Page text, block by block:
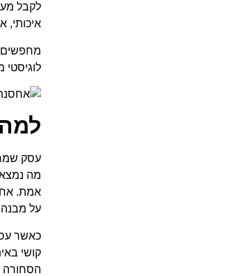
לקבל
איכותי,
מחפשים
עסק
מה נמצא
אמת.
על
כאשר
קושי
הסחורה